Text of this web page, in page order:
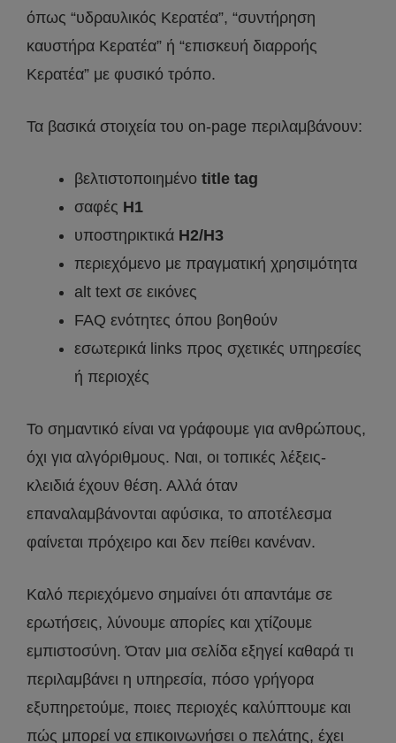
όπως “υδραυλικός Κερατέα”, “συντήρηση
καυστήρα Κερατέα” ή “επισκευή διαρροής
Κερατέα” με φυσικό τρόπο.
Τα βασικά στοιχεία του on-page περιλαμβάνουν:
βελτιστοποιημένο title tag
σαφές H1
υποστηρικτικά H2/H3
περιεχόμενο με πραγματική χρησιμότητα
alt text σε εικόνες
FAQ ενότητες όπου βοηθούν
εσωτερικά links προς σχετικές υπηρεσίες
ή περιοχές
Το σημαντικό είναι να γράφουμε για ανθρώπους,
όχι για αλγόριθμους. Ναι, οι τοπικές λέξεις-
κλειδιά έχουν θέση. Αλλά όταν
επαναλαμβάνονται αφύσικα, το αποτέλεσμα
φαίνεται πρόχειρο και δεν πείθει κανέναν.
Καλό περιεχόμενο σημαίνει ότι απαντάμε σε
ερωτήσεις, λύνουμε απορίες και χτίζουμε
εμπιστοσύνη. Όταν μια σελίδα εξηγεί καθαρά τι
περιλαμβάνει η υπηρεσία, πόσο γρήγορα
εξυπηρετούμε, ποιες περιοχές καλύπτουμε και
πώς μπορεί να επικοινωνήσει ο πελάτης, έχει